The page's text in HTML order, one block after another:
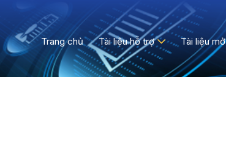
Trang chủ Tài liệu hỗ trợ Tài liệu mở